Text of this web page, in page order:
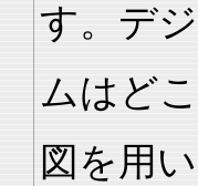
す。デ
ムはど
図を用